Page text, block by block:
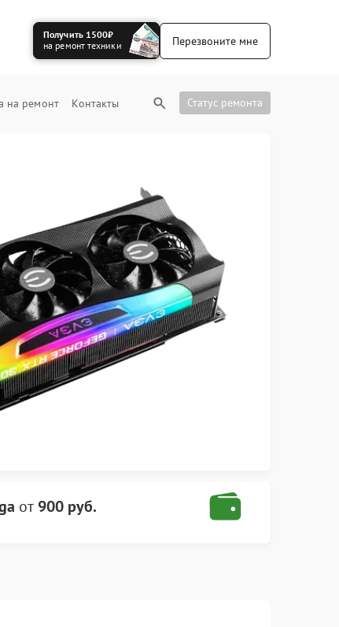
Получить 1500₽
на ремонт техники
Перезвоните мне
на ремонт Контакты Статус ремонта
от 900 руб.